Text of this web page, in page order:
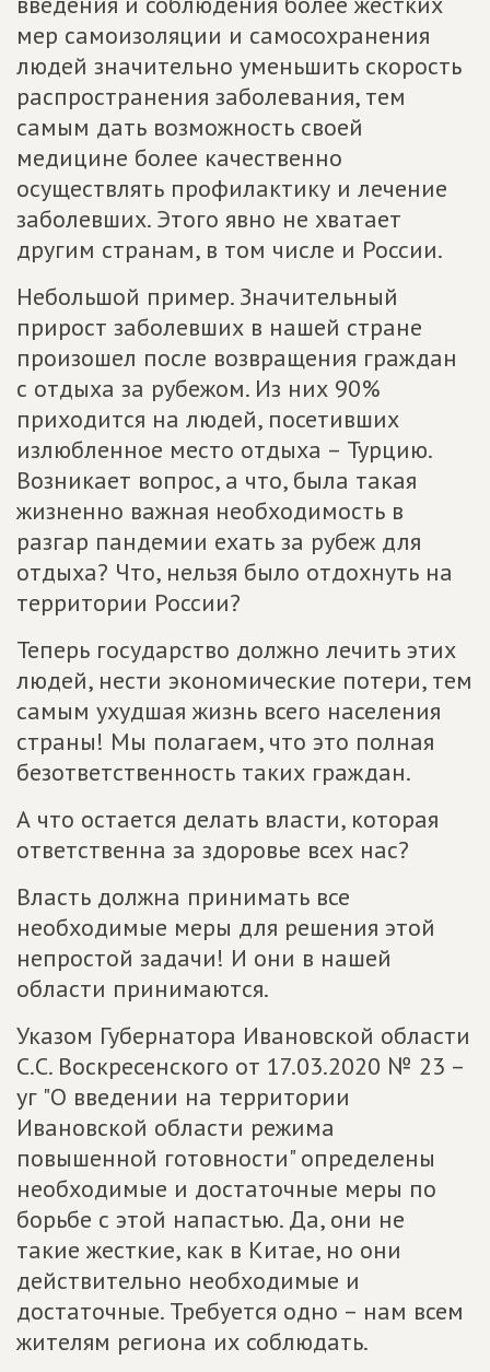
мер самоизоляции и самосохранения
людей значительно уменьшить скорость
распространения заболевания, тем
самым дать возможность своей
медицине более качественно
осуществлять профилактику и лечение
заболевших. Этого явно не хватает
другим странам, в том числе и России.
Небольшой пример. Значительный
прирост заболевших в нашей стране
произошел после возвращения граждан
с отдыха за рубежом. Из них 90%
приходится на людей, посетивших
излюбленное место отдыха – Турцию.
Возникает вопрос, а что, была такая
жизненно важная необходимость в
разгар пандемии ехать за рубеж для
отдыха? Что, нельзя было отдохнуть на
территории России?
Теперь государство должно лечить этих
людей, нести экономические потери, тем
самым ухудшая жизнь всего населения
страны! Мы полагаем, что это полная
безответственность таких граждан.
А что остается делать власти, которая
ответственна за здоровье всех нас?
Власть должна принимать все
необходимые меры для решения этой
непростой задачи! И они в нашей
области принимаются.
Указом Губернатора Ивановской области
С.С. Воскресенского от 17.03.2020 № 23 –
уг "О введении на территории
Ивановской области режима
повышенной готовности" определены
необходимые и достаточные меры по
борьбе с этой напастью. Да, они не
такие жесткие, как в Китае, но они
действительно необходимые и
достаточные. Требуется одно – нам всем
жителям региона их соблюдать.